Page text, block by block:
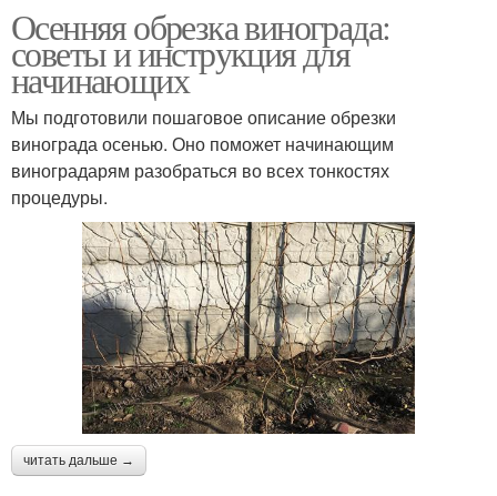
Осенняя обрезка винограда:
советы и инструкция для
начинающих
Мы подготовили пошаговое описание обрезки
винограда осенью. Оно поможет начинающим
виноградарям разобраться во всех тонкостях
процедуры.
читать дальше →